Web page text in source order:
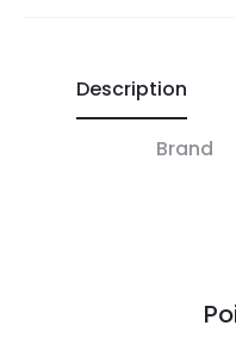
Description
Brand